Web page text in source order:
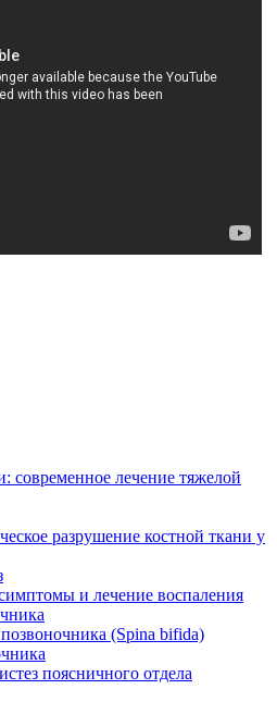
современное лечение тяжелой
разрушение костной ткани у
и лечение воспаления
(Spina bifida)
поясничного отдела